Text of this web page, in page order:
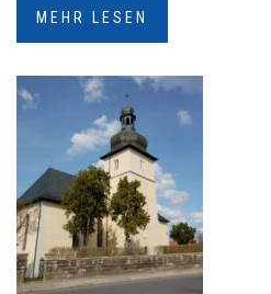
MEHR LESEN